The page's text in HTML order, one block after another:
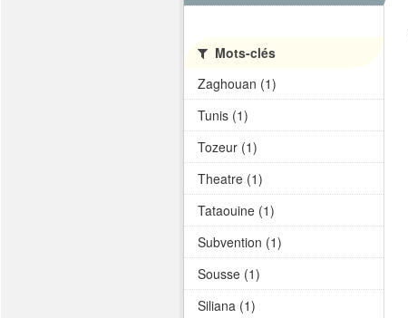
Mots-clés
Zaghouan (1)
Tunis (1)
Tozeur (1)
Theatre (1)
Tataouine (1)
Subvention (1)
Sousse (1)
Siliana (1)